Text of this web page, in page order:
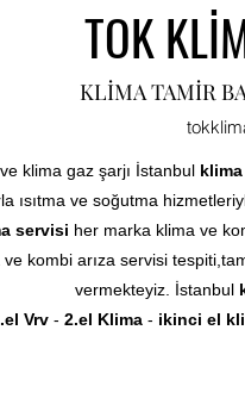
TOK
KLİMA TAMİR
klima gaz şarjı İstanbul
ısıtma ve soğutma
servisi her marka klima ve
kombi arıza servisi
vermekteyiz. İstanbul
Vrv - 2.el Klima - ikinci el